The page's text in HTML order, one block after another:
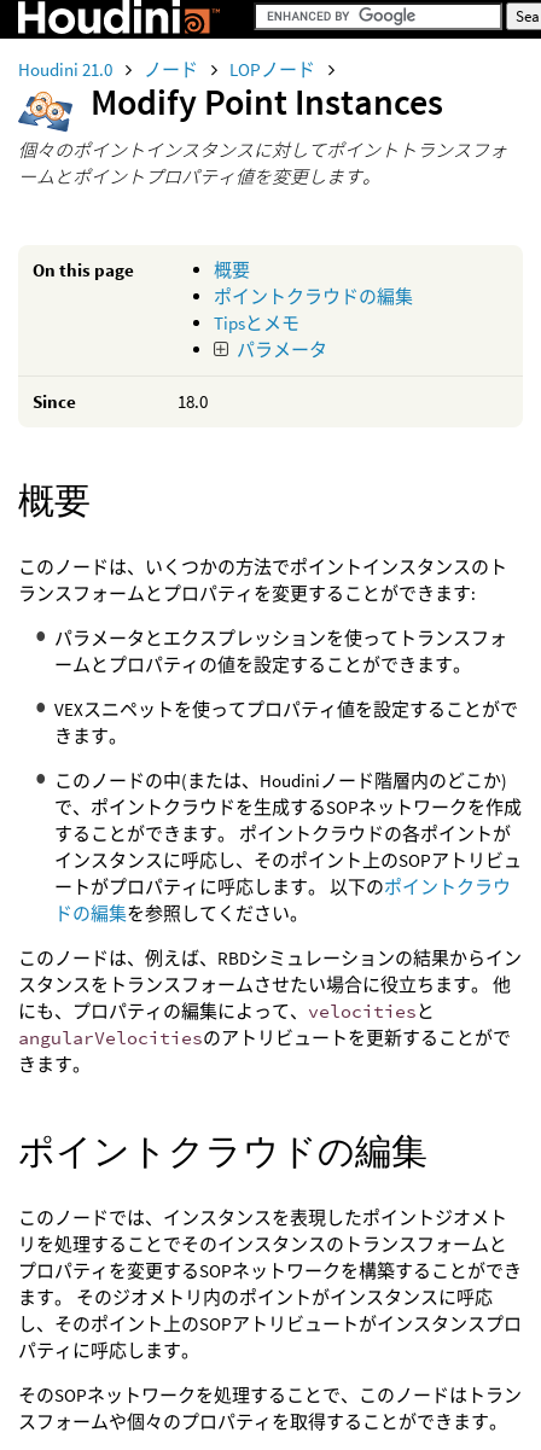
Houdini 21.0 ノード LOPノード
Modify Point Instances
個々のポイントインスタンスに対してポイントトランスフォ
ームとポイントプロパティ値を変更します。
On this page
概要
ポイントクラウドの編集
Tipsとメモ
パラメータ
Since 18.0
概要
このノードは、いくつかの方法でポイントインスタンスのト
ランスフォームとプロパティを変更することができます:
パラメータとエクスプレッションを使ってトランスフォ
ームとプロパティの値を設定することができます。
VEXスニペットを使ってプロパティ値を設定することがで
きます。
このノードの中(または、Houdiniノード階層内のどこか)
で、ポイントクラウドを生成するSOPネットワークを作成
することができます。 ポイントクラウドの各ポイントが
インスタンスに呼応し、そのポイント上のSOPアトリビュ
ートがプロパティに呼応します。 以下のポイントクラウ
ドの編集を参照してください。
このノードは、例えば、RBDシミュレーションの結果からイン
スタンスをトランスフォームさせたい場合に役立ちます。 他
にも、プロパティの編集によって、 velocitiesと
angularVelocitiesのアトリビュートを更新することがで
きます。
ポイントクラウドの編集
このノードでは、インスタンスを表現したポイントジオメト
リを処理することでそのインスタンスのトランスフォームと
プロパティを変更するSOPネットワークを構築することができ
ます。 そのジオメトリ内のポイントがインスタンスに呼応
し、そのポイント上のSOPアトリビュートがインスタンスプロ
パティに呼応します。
そのSOPネットワークを処理することで、このノードはトラン
スフォームや個々のプロパティを取得することができます。